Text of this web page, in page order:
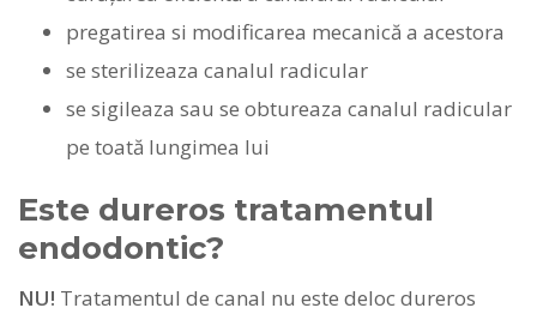
pregatirea si modificarea mecanică a acestora
se sterilizeaza canalul radicular
se sigileaza sau se obtureaza canalul radicular
pe toată lungimea lui
Este dureros tratamentul
endodontic?
NU! Tratamentul de canal nu este deloc dureros